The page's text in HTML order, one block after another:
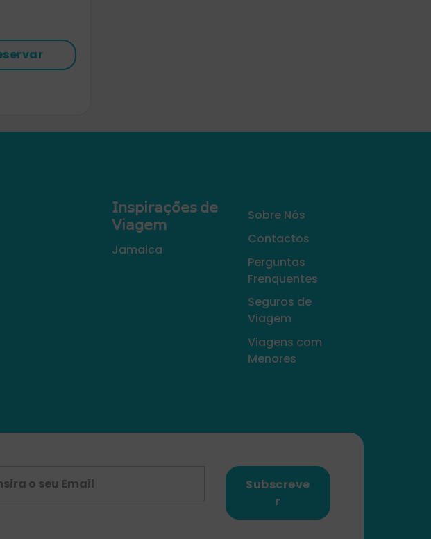
𝖨𝗇𝗌𝗉𝗂𝗋𝖺𝖼̧𝗈̃𝖾𝗌 𝖽𝖾
𝖵𝗂𝖺𝗀𝖾𝗆
Jamaica
Sobre Nós
Contactos
Perguntas
Frenquentes
Seguros de
Viagem
Viagens com
Menores
Subscreve
r